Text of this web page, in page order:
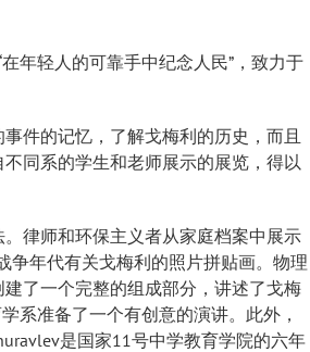
年轻人的可靠手中纪念人民”，致力于
件的记忆，了解戈梅利的历史，而且
同系的学生和老师展示的展览，得以
律师和环保主义者从家庭档案中展示
争年代有关戈梅利的照片拼贴画。物理
了一个完整的组成部分，讲述了戈梅
系准备了一个有创意的演讲。此外，
是国家11号中学教育学院的六年